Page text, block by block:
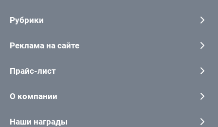
Рубрики
Реклама на сайте
Прайс-лист
О компании
Наши награды